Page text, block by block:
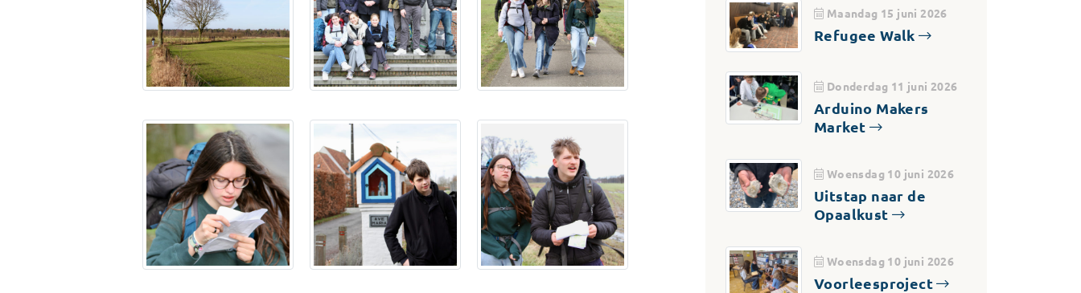
Maandag 15 juni 2026
Refugee Walk
Donderdag 11 juni 2026
Arduino Makers
Market
Woensdag 10 juni 2026
Uitstap naar de
Opaalkust
Woensdag 10 juni 2026
Voorleesproject